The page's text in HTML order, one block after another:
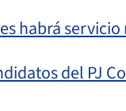
habrá
del PJ